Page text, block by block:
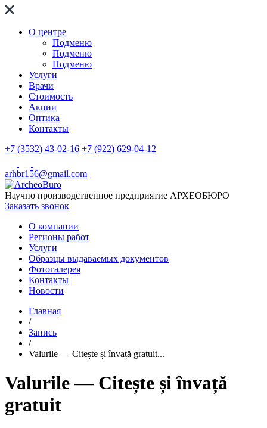
О центре
Подменю
Подменю
Подменю
Услуги
Врачи
Стоимость
Акции
Оптика
Контакты
+7 (3532) 43-02-16 +7 (922) 629-04-12
arhbr156@gmail.com
Научно производственное предприятие АРХЕОБЮРО
Заказать звонок
О компании
Регионы работ
Услуги
Образцы выдаваемых документов
Фотогалерея
Контакты
Новости
Главная
/
Запись
/
Valurile — Citește și învață gratuit...
Valurile — Citește și învață
gratuit